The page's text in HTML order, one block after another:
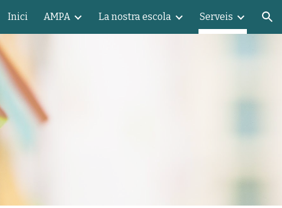
Inici AMPA La nostra escola Serveis